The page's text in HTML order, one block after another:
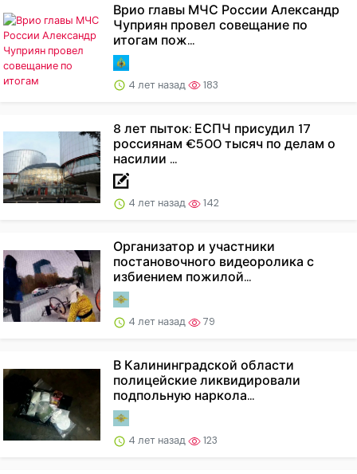
Врио главы МЧС России Александр
Чуприян провел совещание по
итогам пож...
4 лет назад 183
8 лет пыток: ЕСПЧ присудил 17
россиянам €500 тысяч по делам о
насилии ...
4 лет назад 142
Организатор и участники
постановочного видеоролика с
избиением пожилой...
4 лет назад 79
В Калининградской области
полицейские ликвидировали
подпольную наркола...
4 лет назад 123